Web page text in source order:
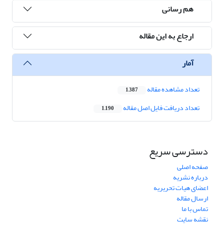
هم رسانی
ارجاع به این مقاله
آمار
تعداد مشاهده مقاله 1,387
تعداد دریافت فایل اصل مقاله 1,190
دسترسی سریع
صفحه اصلی
درباره نشریه
اعضای هیات تحریریه
ارسال مقاله
تماس با ما
نقشه سایت